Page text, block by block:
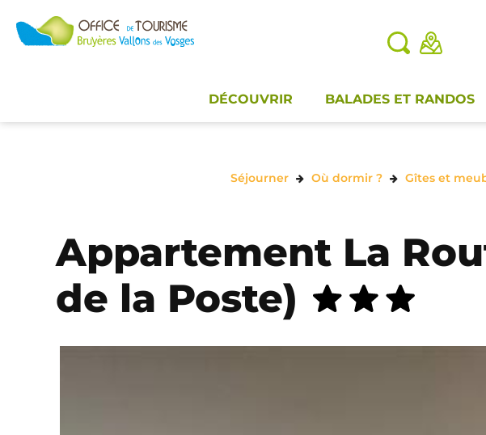
DÉCOUVRIR BALADES ET RANDOS
Séjourner Où dormir ? Gîtes et
Appartement La
de la Poste)